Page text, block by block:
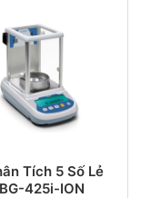
Tích 5 Số Lẻ
425i-ION